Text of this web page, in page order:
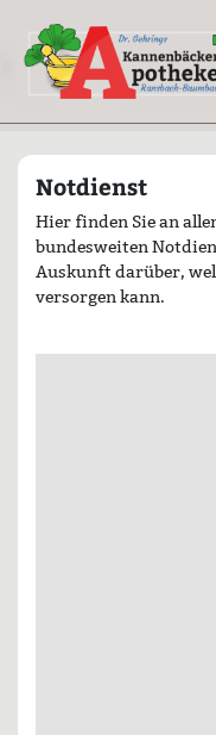
Notdienst
Hier finden Sie an
bundesweiten
Auskunft darüber,
versorgen kann.